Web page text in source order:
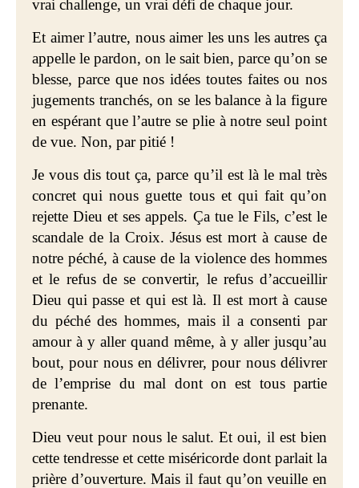
vrai challenge, un vrai défi de chaque jour.
Et aimer l’autre, nous aimer les uns les autres ça
appelle le pardon, on le sait bien, parce qu’on se
blesse, parce que nos idées toutes faites ou nos
jugements tranchés, on se les balance à la figure
en espérant que l’autre se plie à notre seul point
de vue. Non, par pitié !
Je vous dis tout ça, parce qu’il est là le mal très
concret qui nous guette tous et qui fait qu’on
rejette Dieu et ses appels. Ça tue le Fils, c’est le
scandale de la Croix. Jésus est mort à cause de
notre péché, à cause de la violence des hommes
et le refus de se convertir, le refus d’accueillir
Dieu qui passe et qui est là. Il est mort à cause
du péché des hommes, mais il a consenti par
amour à y aller quand même, à y aller jusqu’au
bout, pour nous en délivrer, pour nous délivrer
de l’emprise du mal dont on est tous partie
prenante.
Dieu veut pour nous le salut. Et oui, il est bien
cette tendresse et cette miséricorde dont parlait la
prière d’ouverture. Mais il faut qu’on veuille en